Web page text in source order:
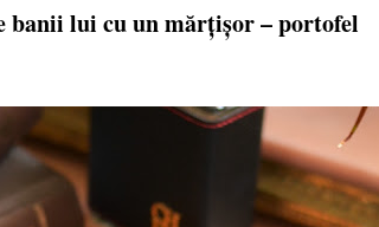
banii lui cu un mărțișor – portofel